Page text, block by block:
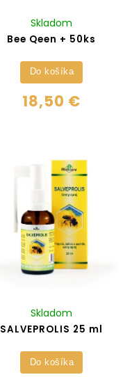
Bee Qeen + 50ks
Skladom
18,50 €
Do košíka
SALVEPROLIS 25 ml
Skladom
Do košíka